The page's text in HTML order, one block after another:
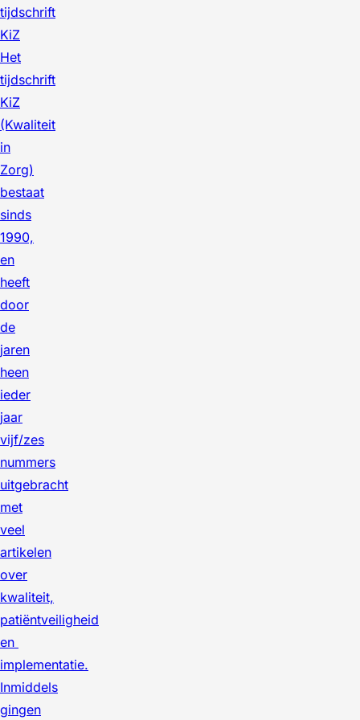
tijdschrift
KiZ
Het
tijdschrift
KiZ
(Kwaliteit
in
Zorg)
bestaat
sinds
1990,
en
heeft
door
de
jaren
heen
ieder
jaar
vijf/zes
nummers
uitgebracht
met
veel
artikelen
over
kwaliteit,
patiëntveiligheid
en
implementatie.
Inmiddels
gingen